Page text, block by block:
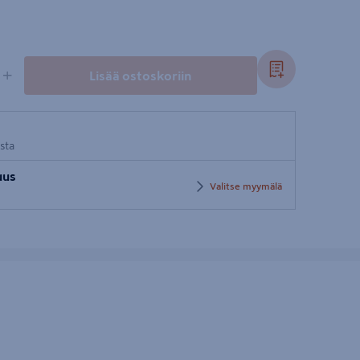
+ Lisää ostoskoriin
Valitse myymälä